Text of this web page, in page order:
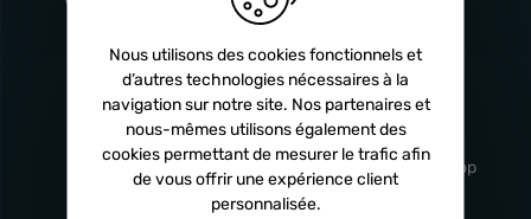
Livraison
rapide
Sous 24h à 48h
Service client
professionnel
De 8h à 17h Non-stop
Nous utilisons des cookies fonctionnels et
d’autres technologies nécessaires à la
navigation sur notre site. Nos partenaires et
nous-mêmes utilisons également des
cookies permettant de mesurer le trafic afin
de vous offrir une expérience client
personnalisée.